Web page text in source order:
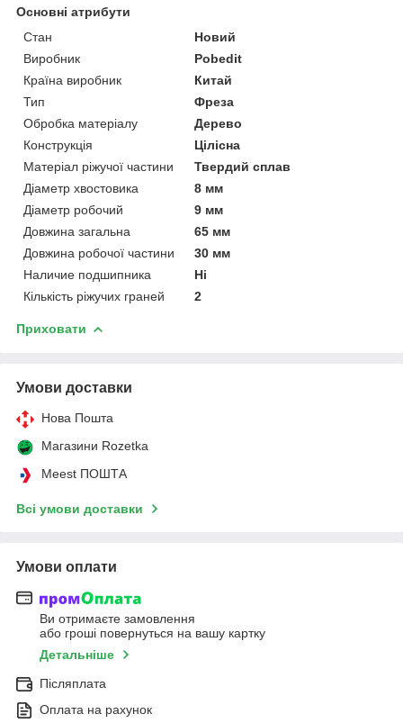
Основні атрибути
Стан
Новий
Виробник
Pobedit
Країна виробник
Китай
Тип
Фреза
Обробка матеріалу
Дерево
Конструкція
Цілісна
Матеріал ріжучої частини
Твердий сплав
Діаметр хвостовика
8 мм
Діаметр робочий
9 мм
Довжина загальна
65 мм
Довжина робочої частини
30 мм
Наличие подшипника
Ні
Кількість ріжучих граней
2
Приховати
Умови доставки
Нова Пошта
Магазини Rozetka
Meest ПОШТА
Всі умови доставки
Умови оплати
Ви отримаєте замовлення
або гроші повернуться на вашу картку
Детальніше
Післяплата
Оплата на рахунок